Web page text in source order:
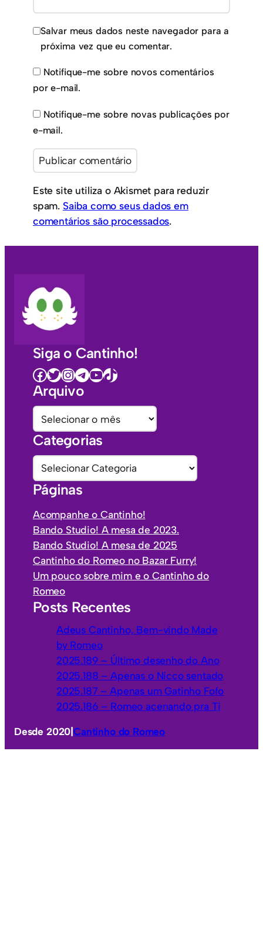
Salvar meus dados neste navegador para a
próxima vez que eu comentar.
Notifique-me sobre novos comentários
por e-mail.
Notifique-me sobre novas publicações por
e-mail.
Este site utiliza o Akismet para reduzir
spam. Saiba como seus dados em
comentários são processados.
Siga o Cantinho!
Facebook Twitter InstagramTelegramYoutube TikTok
Arquivo
A
r
q
u
v
s
Categorias
C
a
t
e
g
o
r
i
a
s
Páginas
Acompanhe o Cantinho!
Bando Studio! A mesa de 2023.
Bando Studio! A mesa de 2025
Cantinho do Romeo no Bazar Furry!
Um pouco sobre mim e o Cantinho do
Romeo
Posts Recentes
Adeus Cantinho, Bem-vindo Made
by Romeo
2025.189 – Último desenho do Ano
2025.188 – Apenas o Nicco sentado
2025.187 – Apenas um Gatinho Fofo
2025.186 – Romeo acenando pra Ti
Desde 2020 |Cantinho do Romeo